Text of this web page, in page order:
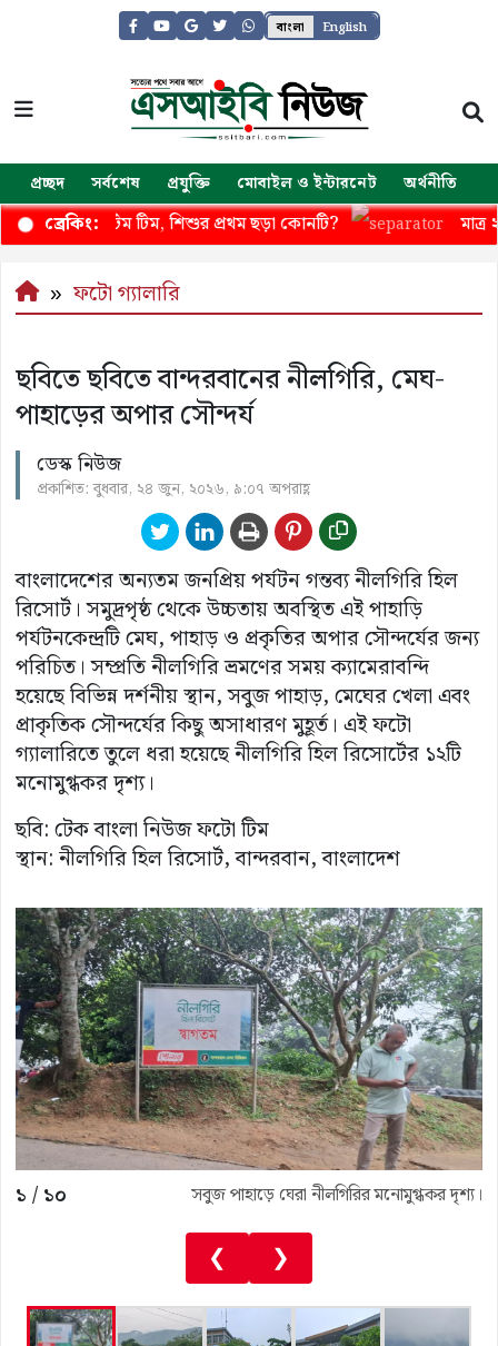
বাংলা English
প্রচ্ছদ সর্বশেষ প্রযুক্তি মোবাইল ও ইন্টারনেট অর্থনীতি
ব্রেকিং:টিম, শিশুর প্রথম ছড়া কোনটি? মাত্র ২০
ফটো গ্যালারি
ছবিতে ছবিতে বান্দরবানের নীলগিরি, মেঘ-
পাহাড়ের অপার সৌন্দর্য
ডেস্ক নিউজ
প্রকাশিত: বুধবার, ২৪ জুন, ২০২৬, ৯:০৭ অপরাহ্ণ
বাংলাদেশের অন্যতম জনপ্রিয় পর্যটন গন্তব্য নীলগিরি হিল
রিসোর্ট। সমুদ্রপৃষ্ঠ থেকে উচ্চতায় অবস্থিত এই পাহাড়ি
পর্যটনকেন্দ্রটি মেঘ, পাহাড় ও প্রকৃতির অপার সৌন্দর্যের জন্য
পরিচিত। সম্প্রতি নীলগিরি ভ্রমণের সময় ক্যামেরাবন্দি
হয়েছে বিভিন্ন দর্শনীয় স্থান, সবুজ পাহাড়, মেঘের খেলা এবং
প্রাকৃতিক সৌন্দর্যের কিছু অসাধারণ মুহূর্ত। এই ফটো
গ্যালারিতে তুলে ধরা হয়েছে নীলগিরি হিল রিসোর্টের ১২টি
মনোমুগ্ধকর দৃশ্য।
ছবি: টেক বাংলা নিউজ ফটো টিম
স্থান: নীলগিরি হিল রিসোর্ট, বান্দরবান, বাংলাদেশ
১ / ১০ সবুজ পাহাড়ে ঘেরা নীলগিরির মনোমুগ্ধকর দৃশ্য।
❮ ❯